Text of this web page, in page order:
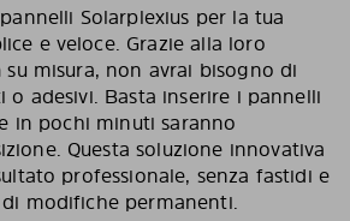
Solarplexius per la tua
e veloce. Grazie alla loro
su misura, non avrai bisogno di
o adesivi. Basta inserire i pannelli
in pochi minuti saranno
Questa soluzione innovativa
professionale, senza fastidi e
di modifiche permanenti.